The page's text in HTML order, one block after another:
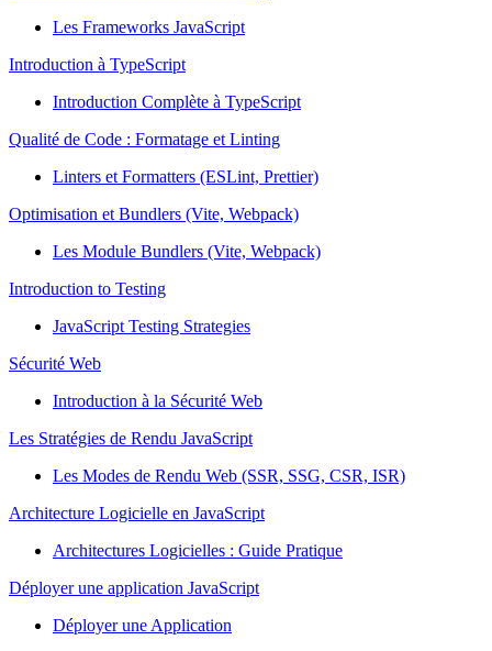
Les Frameworks JavaScript
Introduction à TypeScript
Introduction Complète à TypeScript
Qualité de Code : Formatage et Linting
Linters et Formatters (ESLint, Prettier)
Optimisation et Bundlers (Vite, Webpack)
Les Module Bundlers (Vite, Webpack)
Introduction to Testing
JavaScript Testing Strategies
Sécurité Web
Introduction à la Sécurité Web
Les Stratégies de Rendu JavaScript
Les Modes de Rendu Web (SSR, SSG, CSR, ISR)
Architecture Logicielle en JavaScript
Architectures Logicielles : Guide Pratique
Déployer une application JavaScript
Déployer une Application